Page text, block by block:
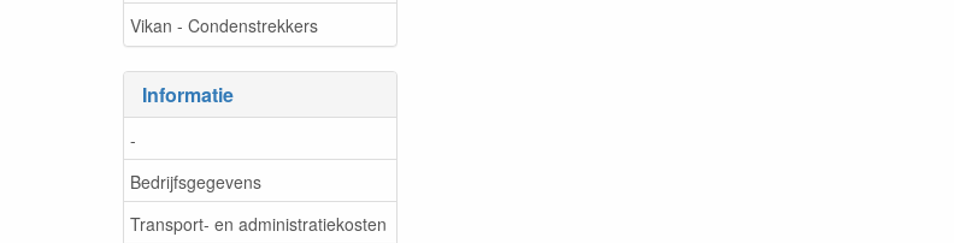
Vikan - Condenstrekkers
Informatie
-
Bedrijfsgegevens
Transport- en administratiekosten